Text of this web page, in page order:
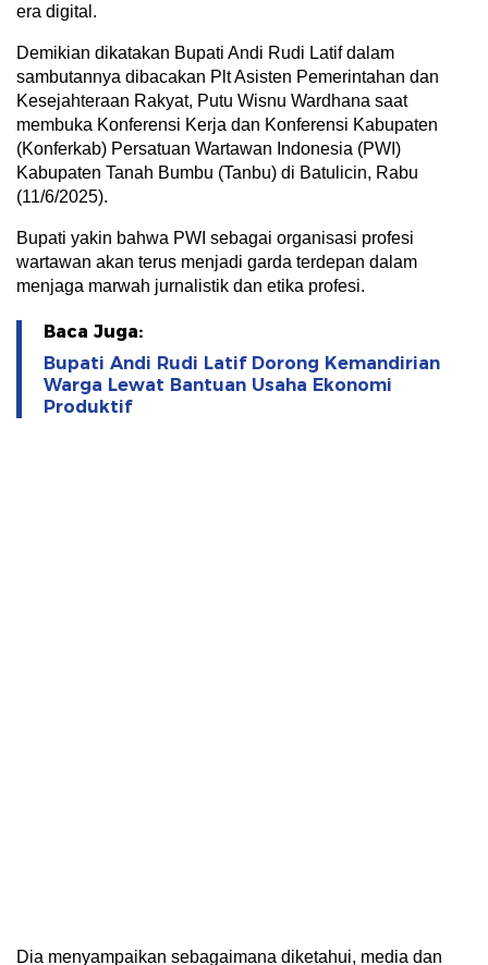
era digital.
Demikian dikatakan Bupati Andi Rudi Latif dalam
sambutannya dibacakan Plt Asisten Pemerintahan dan
Kesejahteraan Rakyat, Putu Wisnu Wardhana saat
membuka Konferensi Kerja dan Konferensi Kabupaten
(Konferkab) Persatuan Wartawan Indonesia (PWI)
Kabupaten Tanah Bumbu (Tanbu) di Batulicin, Rabu
(11/6/2025).
Bupati yakin bahwa PWI sebagai organisasi profesi
wartawan akan terus menjadi garda terdepan dalam
menjaga marwah jurnalistik dan etika profesi.
Baca Juga:
Bupati Andi Rudi Latif Dorong Kemandirian
Warga Lewat Bantuan Usaha Ekonomi
Produktif
Dia menyampaikan sebagaimana diketahui, media dan